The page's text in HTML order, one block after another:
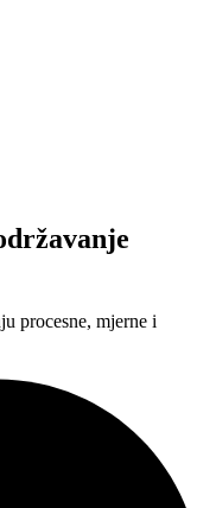
procesne, mjerne i